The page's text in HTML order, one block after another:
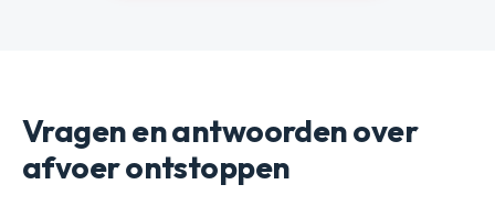
Vragen en antwoorden over
afvoer ontstoppen